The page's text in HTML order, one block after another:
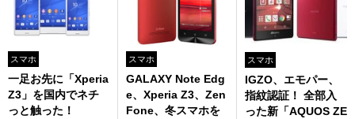
スマホ
一足お先に「Xperia
Z3」を国内でネチ
っと触った！
スマホ
GALAXY Note Edg
e、Xperia Z3、Zen
Fone、冬スマホを
スマホ
IGZO、エモパー、
指紋認証！ 全部入
った新「AQUOS ZE